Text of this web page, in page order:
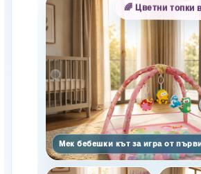
Мек бебешки кът за игра от
🌈 Цветни топки